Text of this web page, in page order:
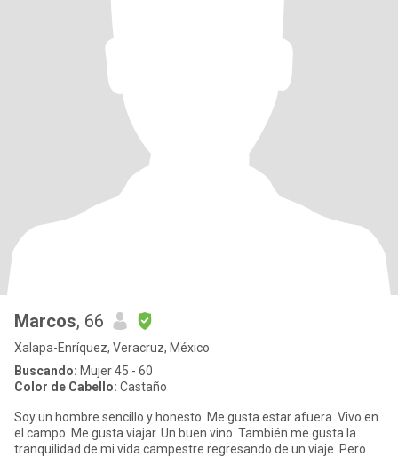
Marcos, 66
Xalapa-Enríquez, Veracruz, México
Buscando: Mujer 45 - 60
Color de Cabello: Castaño
Soy un hombre sencillo y honesto. Me gusta estar afuera. Vivo en
el campo. Me gusta viajar. Un buen vino. También me gusta la
tranquilidad de mi vida campestre regresando de un viaje. Pero